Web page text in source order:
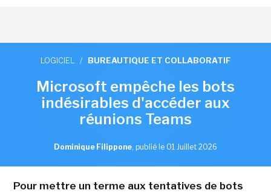
LOGICIEL / BUREAUTIQUE ET COLLABORATIF
Microsoft empêche les bots
indésirables d'accéder aux
réunions Teams
Dominique Filippone, publié le 01 Juillet 2026
Pour mettre un terme aux tentatives de bots